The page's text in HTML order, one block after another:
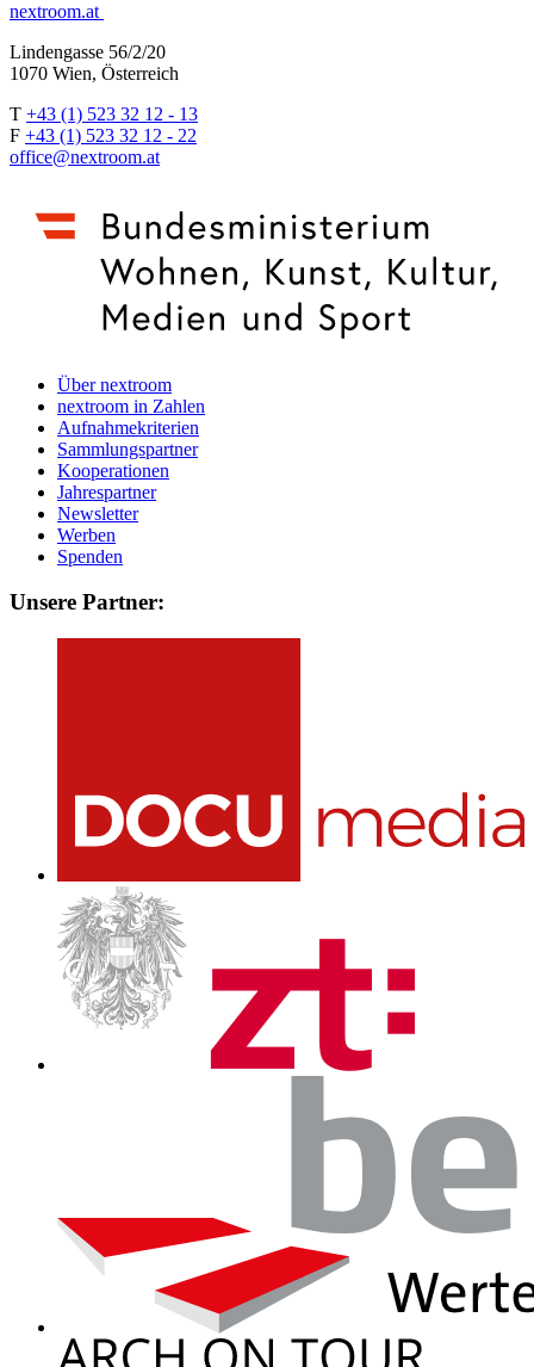
nextroom.at
Lindengasse 56/2/20
1070 Wien, Österreich
T +43 (1) 523 32 12 - 13
F +43 (1) 523 32 12 - 22
office@nextroom.at
Über nextroom
nextroom in Zahlen
Aufnahmekriterien
Sammlungspartner
Kooperationen
Jahrespartner
Newsletter
Werben
Spenden
Unsere Partner: